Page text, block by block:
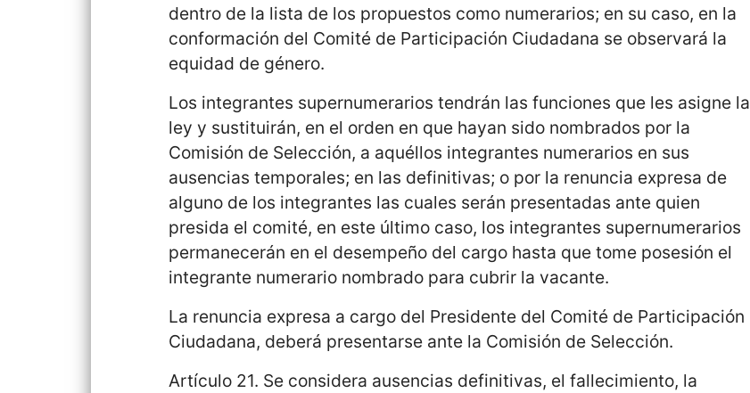
dentro de la lista de los propuestos como numerarios; en su caso, en la
conformación del Comité de Participación Ciudadana se observará la
equidad de género.
Los integrantes supernumerarios tendrán las funciones que les asigne la
ley y sustituirán, en el orden en que hayan sido nombrados por la
Comisión de Selección, a aquéllos integrantes numerarios en sus
ausencias temporales; en las definitivas; o por la renuncia expresa de
alguno de los integrantes las cuales serán presentadas ante quien
presida el comité, en este último caso, los integrantes supernumerarios
permanecerán en el desempeño del cargo hasta que tome posesión el
integrante numerario nombrado para cubrir la vacante.
La renuncia expresa a cargo del Presidente del Comité de Participación
Ciudadana, deberá presentarse ante la Comisión de Selección.
Artículo 21. Se considera ausencias definitivas, el fallecimiento, la